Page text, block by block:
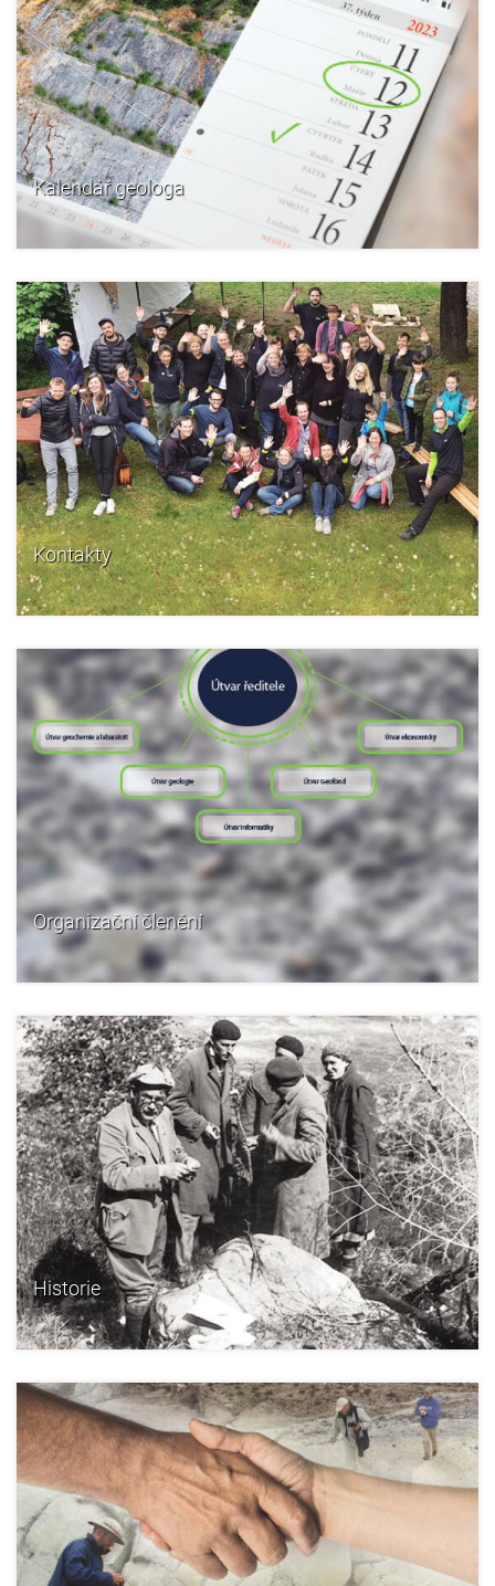
Kalendář geologa
Kontakty
Organizační členění
Historie